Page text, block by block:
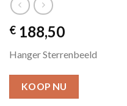
€ 188,50
Hanger Sterrenbeeld
KOOP NU